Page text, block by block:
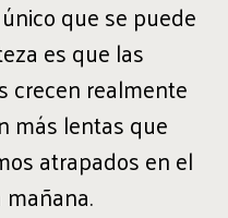
que se puede
es que las
crecen realmente
más lentas que
atrapados en el